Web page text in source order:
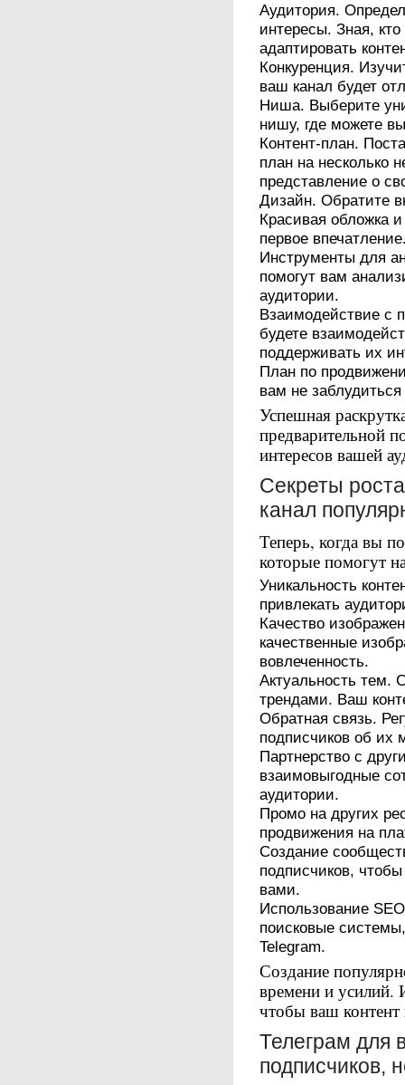
Аудитория.
интересы. Зная,
адаптировать
Конкуренция.
ваш канал будет
Ниша. Выберите
нишу, где можете
Контент-план.
план на несколько
представление о
Дизайн. Обратите
Красивая обложка
первое
Инструменты для
помогут вам
аудитории.
Взаимодействие с
будете
поддерживать их
План по
вам не
Успешная
предварительной
интересов вашей
Секреты
канал
Теперь, когда вы
которые помогут
Уникальность
привлекать
Качество
качественные
вовлеченность.
Актуальность тем.
трендами. Ваш
Обратная связь.
подписчиков об их
Партнерство с
взаимовыгодные
аудитории.
Промо на других
продвижения на
Создание
подписчиков,
вами.
Использование
поисковые
Telegram.
Создание
времени и усилий.
чтобы ваш контент
Телеграм для
подписчиков,